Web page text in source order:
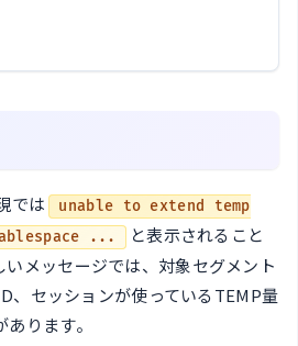
では unable to extend temp
...
と表示されること
メッセージでは、対象セグメント
、セッションが使っているTEMP量
ります。